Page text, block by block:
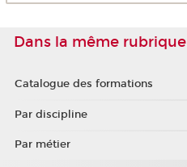
Dans la même rubrique
Catalogue des formations
Par discipline
Par métier